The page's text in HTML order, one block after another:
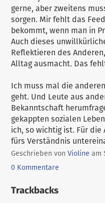
gerne, aber zweitens
sorgen. Mir fehlt das
bekommt, wenn man in
Auch dieses
Reflektieren des
Alltag ausmacht. Das
Ich muss mal die
geht. Und Leute aus
Bekanntschaft
gekappten sozialen
ich, so wichtig ist. Für die
fürs Verständnis
Geschrieben vonVioline am
0 Kommentare
Trackbacks